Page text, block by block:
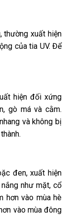
thường xuất hiện
của tia UV. Để
hiện đối xứng
gò má và cằm.
và không bị
đen, xuất hiện
như mặt, cổ
hơn vào mùa hè
vào mùa đông